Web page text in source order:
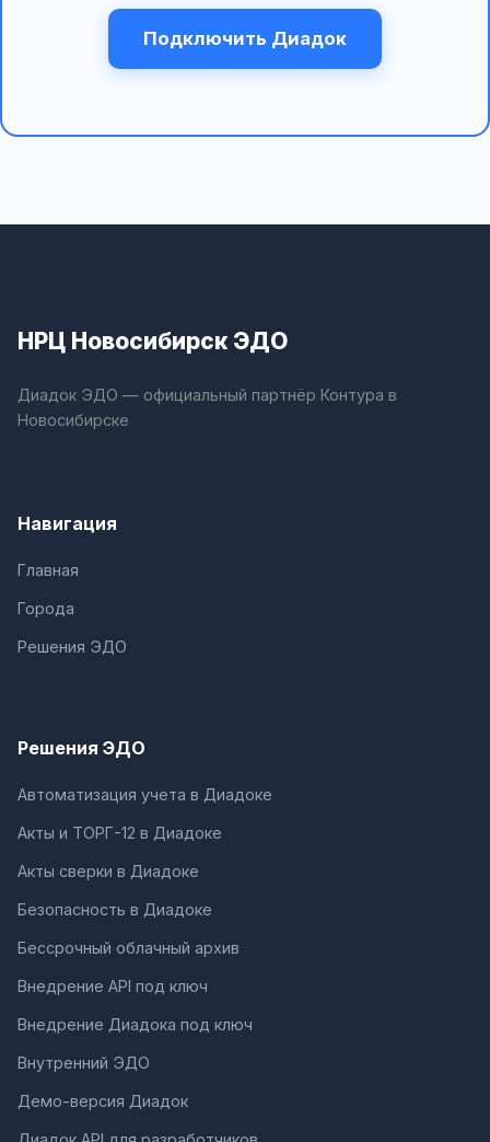
Подключить Диадок
НРЦ Новосибирск ЭДО
Диадок ЭДО — официальный партнёр Контура в
Новосибирске
Навигация
Главная
Города
Решения ЭДО
Решения ЭДО
Автоматизация учета в Диадоке
Акты и ТОРГ-12 в Диадоке
Акты сверки в Диадоке
Безопасность в Диадоке
Бессрочный облачный архив
Внедрение API под ключ
Внедрение Диадока под ключ
Внутренний ЭДО
Демо-версия Диадок